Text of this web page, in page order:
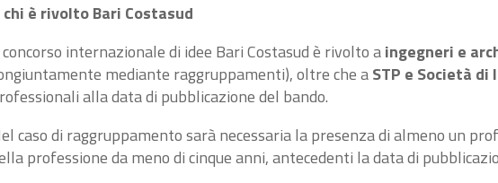
chi è rivolto Bari Costasud
internazionale di idee Bari Costasud è rivolto aingegneri e
mediante raggruppamenti), oltre che aSTP e Società di
alla data di pubblicazione del bando.
caso di raggruppamento sarà necessaria la presenza di almeno un
professione da meno di cinque anni, antecedenti la data di